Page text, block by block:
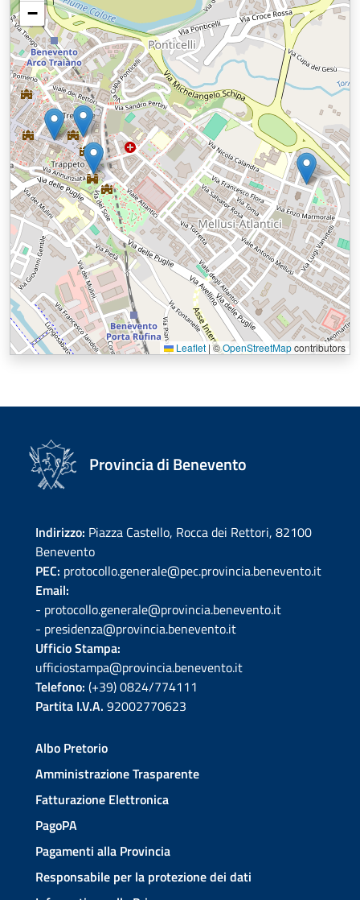
−
Leaflet |©OpenStreetMapcontributors
Provincia di Benevento
Indirizzo: Piazza Castello, Rocca dei Rettori, 82100
Benevento
PEC: protocollo.generale@pec.provincia.benevento.it
Email:
- protocollo.generale@provincia.benevento.it
- presidenza@provincia.benevento.it
Ufficio Stampa:
ufficiostampa@provincia.benevento.it
Telefono: (+39) 0824/774111
Partita I.V.A. 92002770623
Albo Pretorio
Amministrazione Trasparente
Fatturazione Elettronica
PagoPA
Pagamenti alla Provincia
Responsabile per la protezione dei dati